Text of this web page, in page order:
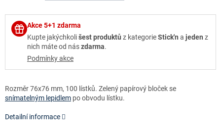
Akce 5+1 zdarma
Kupte jakýchkolišest produktů z kategorieStick'n a jeden z
nich máte od nászdarma.
Podmínky akce
Rozměr 76x76 mm, 100 lístků. Zelený papírový bloček se
snímatelným lepidlem po obvodu lístku.
Detailní informace